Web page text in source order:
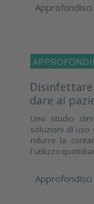
Approfondisci
dare ai
Uno studio
soluzioni di uso
ridurre la
l'utilizzo
Approfondisci